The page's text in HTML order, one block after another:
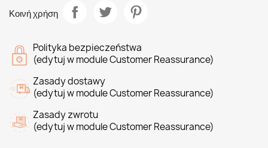
Κοινή χρήση
Polityka bezpieczeństwa
(edytuj w module Customer Reassurance)
Zasady dostawy
(edytuj w module Customer Reassurance)
Zasady zwrotu
(edytuj w module Customer Reassurance)